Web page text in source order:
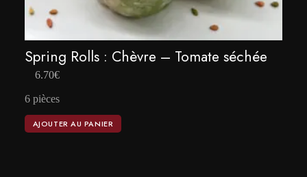
Spring Rolls : Chèvre – Tomate séchée
6.70€
6 pièces
AJOUTER AU PANIER